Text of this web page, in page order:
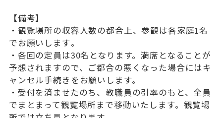
受験生・保護者の皆様へ
在校生・保護者の皆様へ
大松会（卒業生の皆様へ）
100周年
学校案内
【備考】
・観覧場所の収容人数の都合上、参観は各家庭1名
でお願いします。
・各回の定員は30名となります。満席となることが
予想されますので、ご都合の悪くなった場合にはキ
ャンセル手続きをお願いしま す。
・受付を済ませたのち、教職員の引率のもと、全員
でまとまって観覧場所まで移動いたします。観覧場